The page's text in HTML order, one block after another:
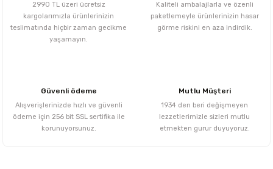
2990 TL üzeri ücretsiz
kargolarımızla ürünlerinizin
teslimatında hiçbir zaman gecikme
yaşamayın.
Kaliteli ambalajlarla ve özenli
paketlemeyle ürünlerinizin hasar
görme riskini en aza indirdik.
Güvenli ödeme
Alışverişlerinizde hızlı ve güvenli
ödeme için 256 bit SSL sertifika ile
korunuyorsunuz.
Mutlu Müşteri
1934 den beri değişmeyen
lezzetlerimizle sizleri mutlu
etmekten gurur duyuyoruz.